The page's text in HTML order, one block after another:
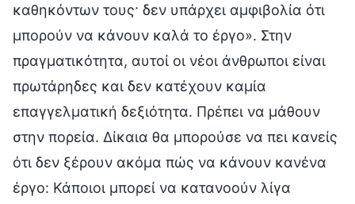
καθηκόντων τους· δεν υπάρχει αμφιβολία ότι
μπορούν να κάνουν καλά το έργο». Στην
πραγματικότητα, αυτοί οι νέοι άνθρωποι είναι
πρωτάρηδες και δεν κατέχουν καμία
επαγγελματική δεξιότητα. Πρέπει να μάθουν
στην πορεία. Δίκαια θα μπορούσε να πει κανείς
ότι δεν ξέρουν ακόμα πώς να κάνουν κανένα
έργο: Κάποιοι μπορεί να κατανοούν λίγα